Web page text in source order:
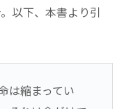
以下、本書より引
は縮まってい